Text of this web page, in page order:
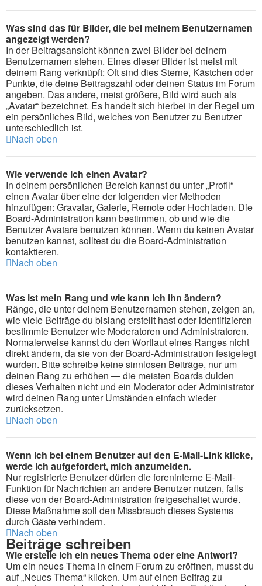
Was sind das für Bilder, die bei meinem Benutzernamen
angezeigt werden?
In der Beitragsansicht können zwei Bilder bei deinem
Benutzernamen stehen. Eines dieser Bilder ist meist mit
deinem Rang verknüpft: Oft sind dies Sterne, Kästchen oder
Punkte, die deine Beitragszahl oder deinen Status im Forum
angeben. Das andere, meist größere, Bild wird auch als
„Avatar“ bezeichnet. Es handelt sich hierbei in der Regel um
ein persönliches Bild, welches von Benutzer zu Benutzer
unterschiedlich ist.
Nach oben
Wie verwende ich einen Avatar?
In deinem persönlichen Bereich kannst du unter „Profil“
einen Avatar über eine der folgenden vier Methoden
hinzufügen: Gravatar, Galerie, Remote oder Hochladen. Die
Board-Administration kann bestimmen, ob und wie die
Benutzer Avatare benutzen können. Wenn du keinen Avatar
benutzen kannst, solltest du die Board-Administration
kontaktieren.
Nach oben
Was ist mein Rang und wie kann ich ihn ändern?
Ränge, die unter deinem Benutzernamen stehen, zeigen an,
wie viele Beiträge du bislang erstellt hast oder identifizieren
bestimmte Benutzer wie Moderatoren und Administratoren.
Normalerweise kannst du den Wortlaut eines Ranges nicht
direkt ändern, da sie von der Board-Administration festgelegt
wurden. Bitte schreibe keine sinnlosen Beiträge, nur um
deinen Rang zu erhöhen — die meisten Boards dulden
dieses Verhalten nicht und ein Moderator oder Administrator
wird deinen Rang unter Umständen einfach wieder
zurücksetzen.
Nach oben
Wenn ich bei einem Benutzer auf den E-Mail-Link klicke,
werde ich aufgefordert, mich anzumelden.
Nur registrierte Benutzer dürfen die foreninterne E-Mail-
Funktion für Nachrichten an andere Benutzer nutzen, falls
diese von der Board-Administration freigeschaltet wurde.
Diese Maßnahme soll den Missbrauch dieses Systems
durch Gäste verhindern.
Nach oben
Beiträge schreiben
Wie erstelle ich ein neues Thema oder eine Antwort?
Um ein neues Thema in einem Forum zu eröffnen, musst du
auf „Neues Thema“ klicken. Um auf einen Beitrag zu